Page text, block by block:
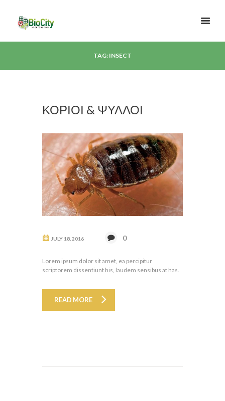
TAG: INSECT
ΚΟΡΙΟΙ & ΨΥΛΛΟΙ
JULY 18, 2016 0
Lorem ipsum dolor sit amet, ea percipitur
scriptorem dissentiunt his, laudem sensibus at has.
READ MORE